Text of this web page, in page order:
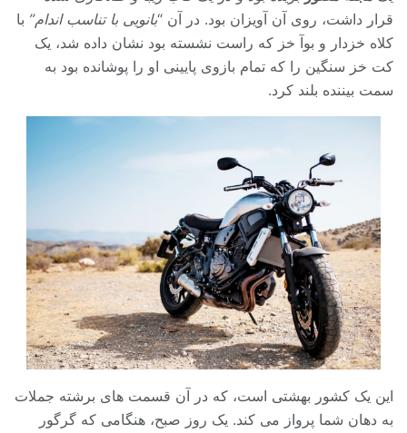
قرار داشت، روی آن آویزان بود. در آن “بانویی با تناسب اندام” با
کلاه خزدار و بوآ خز که راست نشسته بود نشان داده شد، یک
کت خز سنگین را که تمام بازوی پایینی او را پوشانده بود به
سمت بیننده بلند کرد.
این یک کشور بهشتی است، که در آن قسمت های برشته جملات
به دهان شما پرواز می کند. یک روز صبح، هنگامی که گرگور